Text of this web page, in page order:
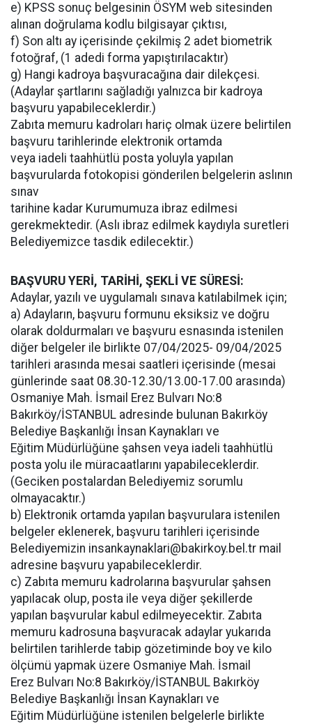
e) KPSS sonuç belgesinin ÖSYM web sitesinden
alınan doğrulama kodlu bilgisayar çıktısı,
f) Son altı ay içerisinde çekilmiş 2 adet biometrik
fotoğraf, (1 adedi forma yapıştırılacaktır)
g) Hangi kadroya başvuracağına dair dilekçesi.
(Adaylar şartlarını sağladığı yalnızca bir kadroya
başvuru yapabileceklerdir.)
Zabıta memuru kadroları hariç olmak üzere belirtilen
başvuru tarihlerinde elektronik ortamda
veya iadeli taahhütlü posta yoluyla yapılan
başvurularda fotokopisi gönderilen belgelerin aslının
sınav
tarihine kadar Kurumumuza ibraz edilmesi
gerekmektedir. (Aslı ibraz edilmek kaydıyla suretleri
Belediyemizce tasdik edilecektir.)
BAŞVURU YERİ, TARİHİ, ŞEKLİ VE SÜRESİ:
Adaylar, yazılı ve uygulamalı sınava katılabilmek için;
a) Adayların, başvuru formunu eksiksiz ve doğru
olarak doldurmaları ve başvuru esnasında istenilen
diğer belgeler ile birlikte 07/04/2025- 09/04/2025
tarihleri arasında mesai saatleri içerisinde (mesai
günlerinde saat 08.30-12.30/13.00-17.00 arasında)
Osmaniye Mah. İsmail Erez Bulvarı No:8
Bakırköy/İSTANBUL adresinde bulunan Bakırköy
Belediye Başkanlığı İnsan Kaynakları ve
Eğitim Müdürlüğüne şahsen veya iadeli taahhütlü
posta yolu ile müracaatlarını yapabileceklerdir.
(Geciken postalardan Belediyemiz sorumlu
olmayacaktır.)
b) Elektronik ortamda yapılan başvurulara istenilen
belgeler eklenerek, başvuru tarihleri içerisinde
Belediyemizin insankaynaklari@bakirkoy.bel.tr mail
adresine başvuru yapabileceklerdir.
c) Zabıta memuru kadrolarına başvurular şahsen
yapılacak olup, posta ile veya diğer şekillerde
yapılan başvurular kabul edilmeyecektir. Zabıta
memuru kadrosuna başvuracak adaylar yukarıda
belirtilen tarihlerde tabip gözetiminde boy ve kilo
ölçümü yapmak üzere Osmaniye Mah. İsmail
Erez Bulvarı No:8 Bakırköy/İSTANBUL Bakırköy
Belediye Başkanlığı İnsan Kaynakları ve
Eğitim Müdürlüğüne istenilen belgelerle birlikte